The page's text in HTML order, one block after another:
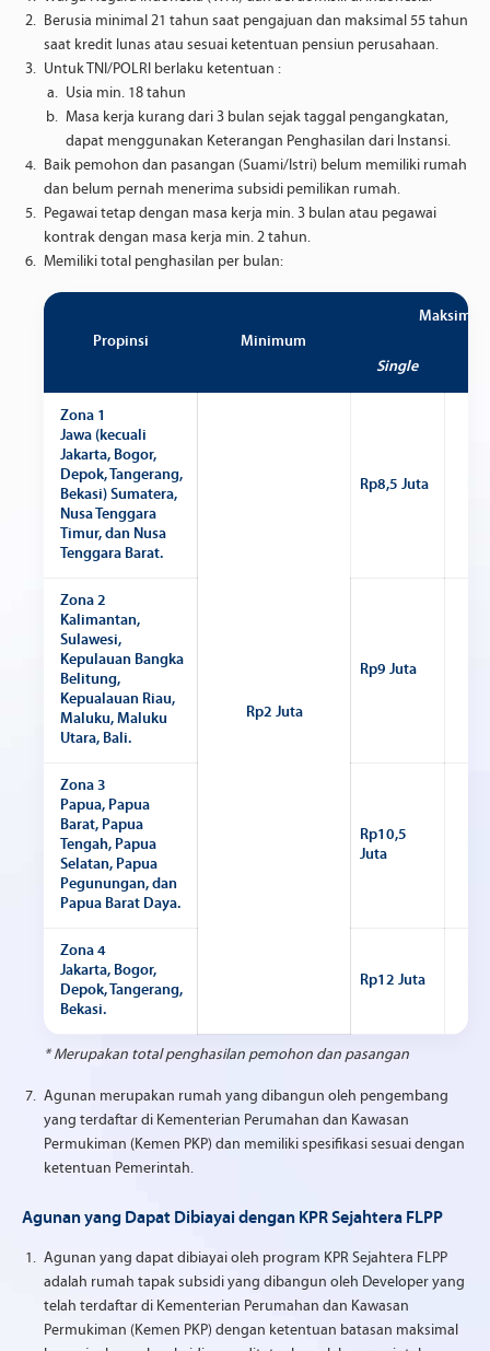
Berusia minimal 21 tahun saat pengajuan dan maksimal 55 tahun
saat kredit lunas atau sesuai ketentuan pensiun perusahaan.
Untuk TNI/POLRI berlaku ketentuan :
Usia min. 18 tahun
Masa kerja kurang dari 3 bulan sejak taggal pengangkatan,
dapat menggunakan Keterangan Penghasilan dari Instansi.
Baik pemohon dan pasangan (Suami/Istri) belum memiliki rumah
dan belum pernah menerima subsidi pemilikan rumah.
Pegawai tetap dengan masa kerja min. 3 bulan atau pegawai
kontrak dengan masa kerja min. 2 tahun.
Memiliki total penghasilan per bulan:
Propinsi Minimum
Single
Zona 1
Jawa (kecuali
Jakarta, Bogor,
Depok, Tangerang,
Bekasi) Sumatera,
Nusa Tenggara
Timur, dan Nusa
Tenggara Barat.
Rp2 Juta
Rp8,5 Juta
Zona 2
Kalimantan,
Sulawesi,
Kepulauan Bangka
Belitung,
Kepualauan Riau,
Maluku, Maluku
Utara, Bali.
Rp9 Juta
Zona 3
Papua, Papua
Barat, Papua
Tengah, Papua
Selatan, Papua
Pegunungan, dan
Papua Barat Daya.
Rp10,5
Juta
Zona 4
Jakarta, Bogor,
Depok, Tangerang,
Bekasi.
Rp12 Juta
* Merupakan total penghasilan pemohon dan pasangan
Agunan merupakan rumah yang dibangun oleh pengembang
yang terdaftar di Kementerian Perumahan dan Kawasan
Permukiman (Kemen PKP) dan memiliki spesifikasi sesuai dengan
ketentuan Pemerintah.
Agunan yang Dapat Dibiayai dengan KPR Sejahtera FLPP
Agunan yang dapat dibiayai oleh program KPR Sejahtera FLPP
adalah rumah tapak subsidi yang dibangun oleh Developer yang
telah terdaftar di Kementerian Perumahan dan Kawasan
Permukiman (Kemen PKP) dengan ketentuan batasan maksimal